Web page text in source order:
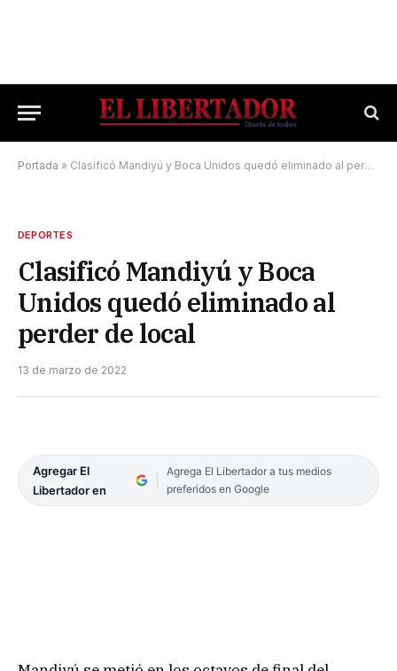
Portada » Clasificó Mandiyú y Boca Unidos quedó eliminado al perder de local
DEPORTES
Clasificó Mandiyú y Boca
Unidos quedó eliminado al
perder de local
13 de marzo de 2022
Agregar El
Libertador en
Agrega El Libertador a tus medios
preferidos en Google